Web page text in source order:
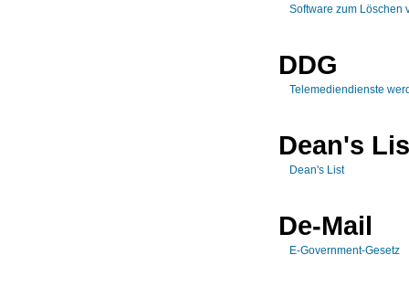
Software zum Löschen
DDG
Telemediendienste
Dean's
Dean's List
De-Mail
E-Government-Gesetz